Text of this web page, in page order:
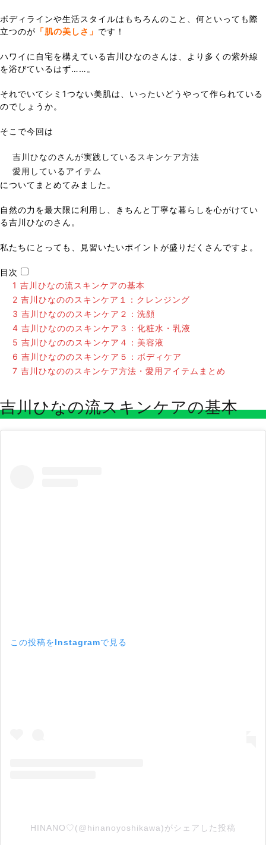
ボディラインや生活スタイルはもちろんのこと、何といっても際
立つのが 「肌の美しさ」 です！
ハワイに自宅を構えている吉川ひなのさんは、より多くの紫外線
を浴びているはず……。
それでいてシミ1つない美肌は、いったいどうやって作られている
のでしょうか。
そこで今回は
吉川ひなのさんが実践しているスキンケア方法
愛用しているアイテム
についてまとめてみました。
自然の力を最大限に利用し、きちんと丁寧な暮らしを心がけてい
る吉川ひなのさん。
私たちにとっても、見習いたいポイントが盛りだくさんですよ。
目次
1 吉川ひなの流スキンケアの基本
2 吉川ひなののスキンケア１：クレンジング
3 吉川ひなののスキンケア２：洗顔
4 吉川ひなののスキンケア３：化粧水・乳液
5 吉川ひなののスキンケア４：美容液
6 吉川ひなののスキンケア５：ボディケア
7 吉川ひなののスキンケア方法・愛用アイテムまとめ
吉川ひなの流スキンケアの基本
この投稿をInstagramで見る
HINANO♡(@hinanoyoshikawa)がシェアした投稿